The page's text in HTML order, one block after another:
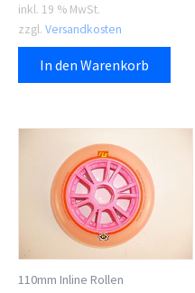
inkl. 19 % MwSt.
zzgl. Versandkosten
In den Warenkorb
110mm Inline Rollen